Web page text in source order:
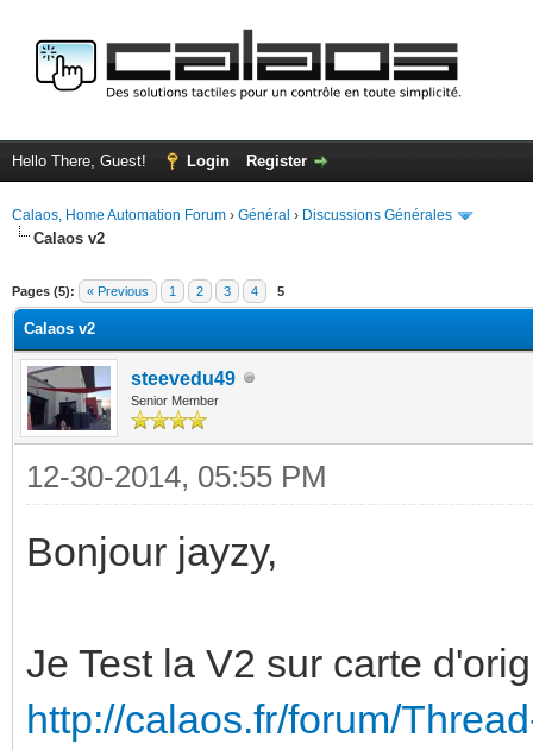
Hello There, Guest! Login Register
Calaos, Home Automation Forum › Général › Discussions Générales
Calaos v2
Pages (5): « Previous 1 2 3 4 5
Calaos v2
steevedu49
Senior Member
12-30-2014, 05:55 PM
Bonjour jayzy,
Je Test la V2 sur carte
http://calaos.fr/forum/